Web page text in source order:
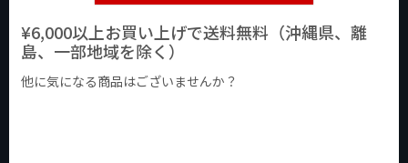
¥6,000以上お買い上げで送料無料（沖縄県、離
島、一部地域を除く）
他に気になる商品はございませんか？